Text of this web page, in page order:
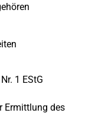
1 EStG
Ermittlung des